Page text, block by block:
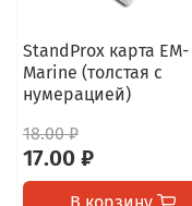
StandProx карта EM-
Marine (толстая с
нумерацией)
18.00 ₽
17.00 ₽
В корзину